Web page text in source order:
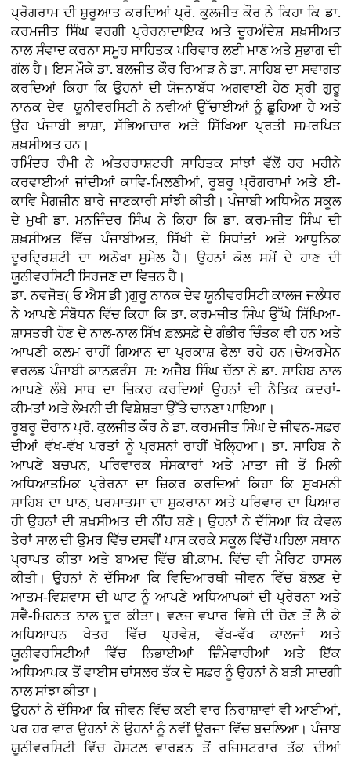
ਪ੍ਰੋਗਰਾਮ ਦੀ ਸ਼ੁਰੂਆਤ ਕਰਦਿਆਂ ਪ੍ਰੋ. ਕੁਲਜੀਤ ਕੌਰ ਨੇ ਕਿਹਾ ਕਿ ਡਾ.
ਕਰਮਜੀਤ ਸਿੰਘ ਵਰਗੀ ਪ੍ਰੇਰਨਾਦਾਇਕ ਅਤੇ ਦੂਰਅੰਦੇਸ਼ ਸ਼ਖ਼ਸੀਅਤ
ਨਾਲ ਸੰਵਾਦ ਕਰਨਾ ਸਮੂਹ ਸਾਹਿਤਕ ਪਰਿਵਾਰ ਲਈ ਮਾਣ ਅਤੇ ਸੁਭਾਗ ਦੀ
ਗੱਲ ਹੈ। ਇਸ ਮੌਕੇ ਡਾ. ਬਲਜੀਤ ਕੌਰ ਰਿਆੜ ਨੇ ਡਾ. ਸਾਹਿਬ ਦਾ ਸਵਾਗਤ
ਕਰਦਿਆਂ ਕਿਹਾ ਕਿ ਉਹਨਾਂ ਦੀ ਯੋਜਨਾਬੱਧ ਅਗਵਾਈ ਹੇਠ ਸ੍ਰੀ ਗੁਰੂ
ਨਾਨਕ ਦੇਵ ਯੂਨੀਵਰਸਿਟੀ ਨੇ ਨਵੀਆਂ ਉੱਚਾਈਆਂ ਨੂੰ ਛੂਹਿਆ ਹੈ ਅਤੇ
ਉਹ ਪੰਜਾਬੀ ਭਾਸ਼ਾ, ਸੱਭਿਆਚਾਰ ਅਤੇ ਸਿੱਖਿਆ ਪ੍ਰਤੀ ਸਮਰਪਿਤ
ਸ਼ਖ਼ਸੀਅਤ ਹਨ।
ਰਮਿੰਦਰ ਰੰਮੀ ਨੇ ਅੰਤਰਰਾਸ਼ਟਰੀ ਸਾਹਿਤਕ ਸਾਂਝਾਂ ਵੱਲੋਂ ਹਰ ਮਹੀਨੇ
ਕਰਵਾਈਆਂ ਜਾਂਦੀਆਂ ਕਾਵਿ-ਮਿਲਣੀਆਂ, ਰੂਬਰੂ ਪ੍ਰੋਗਰਾਮਾਂ ਅਤੇ ਈ-
ਕਾਵਿ ਮੈਗਜ਼ੀਨ ਬਾਰੇ ਜਾਣਕਾਰੀ ਸਾਂਝੀ ਕੀਤੀ। ਪੰਜਾਬੀ ਅਧਿਐਨ ਸਕੂਲ
ਦੇ ਮੁਖੀ ਡਾ. ਮਨਜਿੰਦਰ ਸਿੰਘ ਨੇ ਕਿਹਾ ਕਿ ਡਾ. ਕਰਮਜੀਤ ਸਿੰਘ ਦੀ
ਸ਼ਖ਼ਸੀਅਤ ਵਿੱਚ ਪੰਜਾਬੀਅਤ, ਸਿੱਖੀ ਦੇ ਸਿਧਾਂਤਾਂ ਅਤੇ ਆਧੁਨਿਕ
ਦੂਰਦ੍ਰਿਸ਼ਟੀ ਦਾ ਅਨੋਖਾ ਸੁਮੇਲ ਹੈ। ਉਹਨਾਂ ਕੋਲ ਸਮੇਂ ਦੇ ਹਾਣ ਦੀ
ਯੂਨੀਵਰਸਿਟੀ ਸਿਰਜਣ ਦਾ ਵਿਜ਼ਨ ਹੈ।
ਡਾ. ਨਵਜੋਤ( ਓ ਐਸ ਡੀ )ਗੁਰੂ ਨਾਨਕ ਦੇਵ ਯੂਨੀਵਰਸਿਟੀ ਕਾਲਜ ਜਲੰਧਰ
ਨੇ ਆਪਣੇ ਸੰਬੋਧਨ ਵਿੱਚ ਕਿਹਾ ਕਿ ਡਾ. ਕਰਮਜੀਤ ਸਿੰਘ ਉੱਘੇ ਸਿੱਖਿਆ-
ਸ਼ਾਸਤਰੀ ਹੋਣ ਦੇ ਨਾਲ-ਨਾਲ ਸਿੱਖ ਫ਼ਲਸਫ਼ੇ ਦੇ ਗੰਭੀਰ ਚਿੰਤਕ ਵੀ ਹਨ ਅਤੇ
ਆਪਣੀ ਕਲਮ ਰਾਹੀਂ ਗਿਆਨ ਦਾ ਪ੍ਰਕਾਸ਼ ਫੈਲਾ ਰਹੇ ਹਨ।ਚੇਅਰਮੈਨ
ਵਰਲਡ ਪੰਜਾਬੀ ਕਾਨਫ਼ਰੰਸ ਸ: ਅਜੈਬ ਸਿੰਘ ਚੱਠਾ ਨੇ ਡਾ. ਸਾਹਿਬ ਨਾਲ
ਆਪਣੇ ਲੰਬੇ ਸਾਥ ਦਾ ਜ਼ਿਕਰ ਕਰਦਿਆਂ ਉਹਨਾਂ ਦੀ ਨੈਤਿਕ ਕਦਰਾਂ-
ਕੀਮਤਾਂ ਅਤੇ ਲੇਖਨੀ ਦੀ ਵਿਸ਼ੇਸ਼ਤਾ ਉੱਤੇ ਚਾਨਣਾ ਪਾਇਆ।
ਰੂਬਰੂ ਦੌਰਾਨ ਪ੍ਰੋ. ਕੁਲਜੀਤ ਕੌਰ ਨੇ ਡਾ. ਕਰਮਜੀਤ ਸਿੰਘ ਦੇ ਜੀਵਨ-ਸਫ਼ਰ
ਦੀਆਂ ਵੱਖ-ਵੱਖ ਪਰਤਾਂ ਨੂੰ ਪ੍ਰਸ਼ਨਾਂ ਰਾਹੀਂ ਖੋਲ੍ਹਿਆ। ਡਾ. ਸਾਹਿਬ ਨੇ
ਆਪਣੇ ਬਚਪਨ, ਪਰਿਵਾਰਕ ਸੰਸਕਾਰਾਂ ਅਤੇ ਮਾਤਾ ਜੀ ਤੋਂ ਮਿਲੀ
ਅਧਿਆਤਮਿਕ ਪ੍ਰੇਰਨਾ ਦਾ ਜ਼ਿਕਰ ਕਰਦਿਆਂ ਕਿਹਾ ਕਿ ਸੁਖਮਨੀ
ਸਾਹਿਬ ਦਾ ਪਾਠ, ਪਰਮਾਤਮਾ ਦਾ ਸ਼ੁਕਰਾਨਾ ਅਤੇ ਪਰਿਵਾਰ ਦਾ ਪਿਆਰ
ਹੀ ਉਹਨਾਂ ਦੀ ਸ਼ਖ਼ਸੀਅਤ ਦੀ ਨੀਂਹ ਬਣੇ। ਉਹਨਾਂ ਨੇ ਦੱਸਿਆ ਕਿ ਕੇਵਲ
ਤੇਰਾਂ ਸਾਲ ਦੀ ਉਮਰ ਵਿੱਚ ਦਸਵੀਂ ਪਾਸ ਕਰਕੇ ਸਕੂਲ ਵਿੱਚੋਂ ਪਹਿਲਾ ਸਥਾਨ
ਪ੍ਰਾਪਤ ਕੀਤਾ ਅਤੇ ਬਾਅਦ ਵਿੱਚ ਬੀ.ਕਾਮ. ਵਿੱਚ ਵੀ ਮੈਰਿਟ ਹਾਸਲ
ਕੀਤੀ। ਉਹਨਾਂ ਨੇ ਦੱਸਿਆ ਕਿ ਵਿਦਿਆਰਥੀ ਜੀਵਨ ਵਿੱਚ ਬੋਲਣ ਦੇ
ਆਤਮ-ਵਿਸ਼ਵਾਸ ਦੀ ਘਾਟ ਨੂੰ ਆਪਣੇ ਅਧਿਆਪਕਾਂ ਦੀ ਪ੍ਰੇਰਨਾ ਅਤੇ
ਸਵੈ-ਮਿਹਨਤ ਨਾਲ ਦੂਰ ਕੀਤਾ। ਵਣਜ ਵਪਾਰ ਵਿਸ਼ੇ ਦੀ ਚੋਣ ਤੋਂ ਲੈ ਕੇ
ਅਧਿਆਪਨ ਖੇਤਰ ਵਿੱਚ ਪ੍ਰਵੇਸ਼, ਵੱਖ-ਵੱਖ ਕਾਲਜਾਂ ਅਤੇ
ਯੂਨੀਵਰਸਿਟੀਆਂ ਵਿੱਚ ਨਿਭਾਈਆਂ ਜ਼ਿੰਮੇਵਾਰੀਆਂ ਅਤੇ ਇੱਕ
ਅਧਿਆਪਕ ਤੋਂ ਵਾਈਸ ਚਾਂਸਲਰ ਤੱਕ ਦੇ ਸਫ਼ਰ ਨੂੰ ਉਹਨਾਂ ਨੇ ਬੜੀ ਸਾਦਗੀ
ਨਾਲ ਸਾਂਝਾ ਕੀਤਾ।
ਉਹਨਾਂ ਨੇ ਦੱਸਿਆ ਕਿ ਜੀਵਨ ਵਿੱਚ ਕਈ ਵਾਰ ਨਿਰਾਸ਼ਾਵਾਂ ਵੀ ਆਈਆਂ,
ਪਰ ਹਰ ਵਾਰ ਉਹਨਾਂ ਨੇ ਉਹਨਾਂ ਨੂੰ ਨਵੀਂ ਊਰਜਾ ਵਿੱਚ ਬਦਲਿਆ। ਪੰਜਾਬ
ਯੂਨੀਵਰਸਿਟੀ ਵਿੱਚ ਹੋਸਟਲ ਵਾਰਡਨ ਤੋਂ ਰਜਿਸਟਰਾਰ ਤੱਕ ਦੀਆਂ